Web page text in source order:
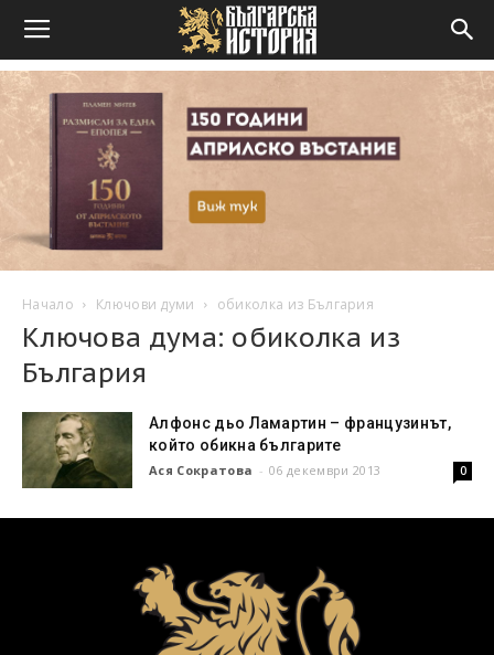
Начало Ключови думи обиколка из България
Ключова дума: обиколка из
България
Алфонс дьо Ламартин – французинът,
който обикна българите
Ася Сократова - 06 декември 2013 0